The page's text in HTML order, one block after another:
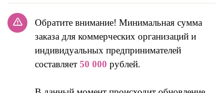
Обратите внимание! Минимальная сумма
заказа для коммерческих организаций и
индивидуальных предпринимателей
составляет 50 000 рублей.